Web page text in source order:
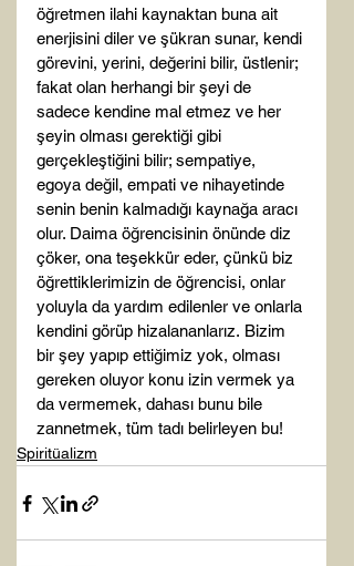
öğretmen ilahi kaynaktan buna ait
enerjisini diler ve şükran sunar, kendi
görevini, yerini, değerini bilir, üstlenir;
fakat olan herhangi bir şeyi de
sadece kendine mal etmez ve her
şeyin olması gerektiği gibi
gerçekleştiğini bilir; sempatiye,
egoya değil, empati ve nihayetinde
senin benin kalmadığı kaynağa aracı
olur. Daima öğrencisinin önünde diz
çöker, ona teşekkür eder, çünkü biz
öğrettiklerimizin de öğrencisi, onlar
yoluyla da yardım edilenler ve onlarla
kendini görüp hizalananlarız. Bizim
bir şey yapıp ettiğimiz yok, olması
gereken oluyor konu izin vermek ya
da vermemek, dahası bunu bile
zannetmek, tüm tadı belirleyen bu!
Spiritüalizm